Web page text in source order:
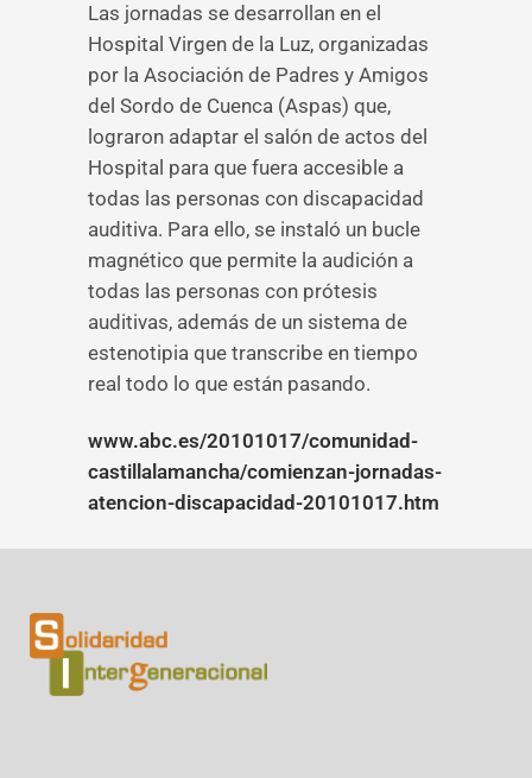
Las jornadas se desarrollan en el
Hospital Virgen de la Luz, organizadas
por la Asociación de Padres y Amigos
del Sordo de Cuenca (Aspas) que,
lograron adaptar el salón de actos del
Hospital para que fuera accesible a
todas las personas con discapacidad
auditiva. Para ello, se instaló un bucle
magnético que permite la audición a
todas las personas con prótesis
auditivas, además de un sistema de
estenotipia que transcribe en tiempo
real todo lo que están pasando.
www.abc.es/20101017/comunidad-
castillalamancha/comienzan-jornadas-
atencion-discapacidad-20101017.htm